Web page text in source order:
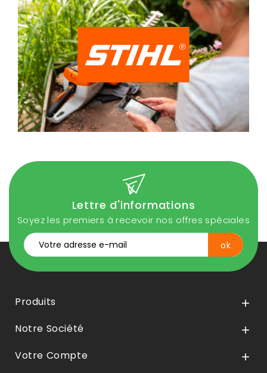
Lettre d'informations
Soyez les premiers à recevoir nos offres spéciales
Produits 
Notre Société 
Votre Compte 